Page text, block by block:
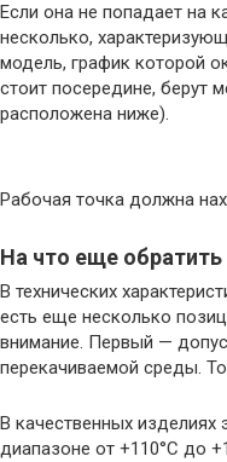
Если она не попадает на
несколько,
модель, график которой
стоит посередине, берут
расположена ниже).
Рабочая точка должна
На что еще
В технических
есть еще несколько
внимание. Первый —
перекачиваемой среды. То
В качественных изделиях
диапазоне от +110°C до